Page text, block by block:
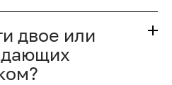
двое или